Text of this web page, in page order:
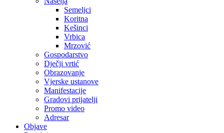
Semeljci
Koritna
Kešinci
Vrbica
Mrzović
Gospodarstvo
Dječji vrtić
Obrazovanje
Vjerske ustanove
Manifestacije
Gradovi prijatelji
Promo video
Adresar
Objave